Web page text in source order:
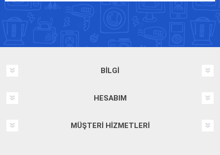
BILGI
HESABIM
MÜŞTERI HIZMETLERI